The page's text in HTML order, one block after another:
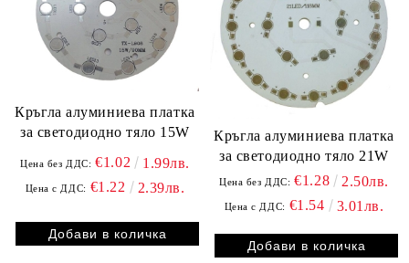
Кръгла алуминиева платка
за светодиодно тяло 15W
Цена без ДДС: €1.02 1.99лв.
Цена с ДДС: €1.22 2.39лв.
Кръгла алуминиева платка
за светодиодно тяло 21W
Цена без ДДС: €1.28 2.50лв.
Цена с ДДС: €1.54 3.01лв.